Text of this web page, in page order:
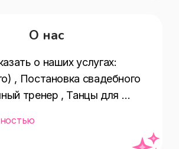
О нас
о наших услугах:
, Постановка свадебного
тренер , Танцы для